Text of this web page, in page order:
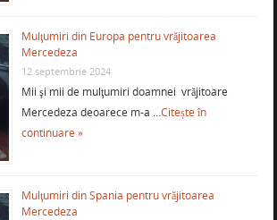
Mulţumiri din Europa pentru vrăjitoarea
Mercedeza
12 septembrie 2024
Mii şi mii de mulţumiri doamnei vrăjitoare
Mercedeza deoarece m-a …Citește în
continuare »
Mulţumiri din Spania pentru vrăjitoarea
Mercedeza